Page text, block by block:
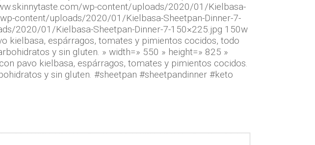
wp-content/uploads/2020/01/Kielbasa-
content/uploads/2020/01/Kielbasa-Sheetpan-Dinner-7-
2020/01/Kielbasa-Sheetpan-Dinner-7-150×225.jpg 150w
kielbasa, espárragos, tomates y pimientos cocidos, todo
y sin gluten. » width=» 550 » height=» 825 »
pavo kielbasa, espárragos, tomates y pimientos cocidos.
y sin gluten. #sheetpan #sheetpandinner #keto